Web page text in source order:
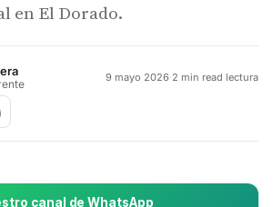
en El Dorado.
9 mayo 2026·2 min read lectura
canal de WhatsApp